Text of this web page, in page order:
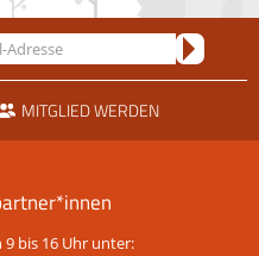
MITGLIED WERDEN
bis 16 Uhr unter: